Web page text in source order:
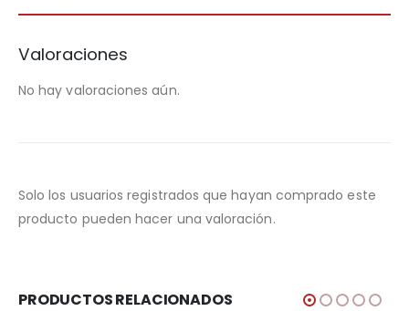
Valoraciones
No hay valoraciones aún.
Solo los usuarios registrados que hayan comprado este
producto pueden hacer una valoración.
PRODUCTOS RELACIONADOS